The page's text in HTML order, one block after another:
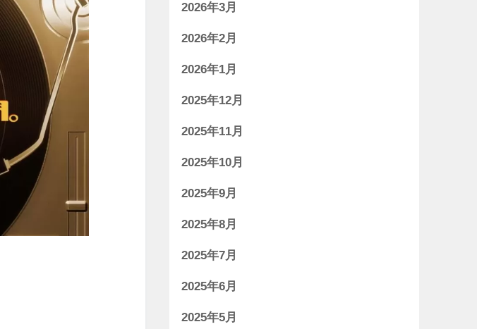
2026年3月
2026年2月
2026年1月
2025年12月
2025年11月
2025年10月
2025年9月
2025年8月
2025年7月
2025年6月
2025年5月